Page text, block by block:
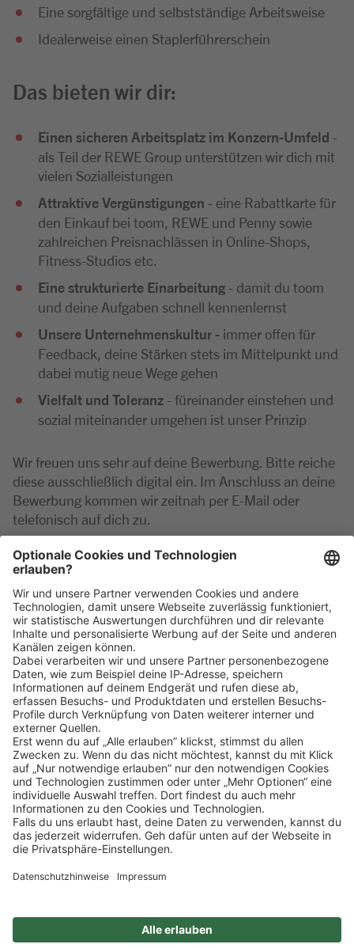
Eine sorgfältige und selbstständige Arbeitsweise
Idealerweise einen Staplerführerschein
Das bieten wir dir:
Einen sicheren Arbeitsplatz im Konzern-Umfeld -
als Teil der REWE Group unterstützen wir dich mit
vielen Sozialleistungen
Attraktive Vergünstigungen - eine Rabattkarte für
den Einkauf bei toom, REWE und Penny sowie
zahlreichen Preisnachlässen in Online-Shops,
Fitness-Studios etc.
Eine strukturierte Einarbeitung - damit du toom
und deine Aufgaben schnell kennenlernst
Unsere Unternehmenskultur - immer offen für
Feedback, deine Stärken stets im Mittelpunkt und
dabei mutig neue Wege gehen
Vielfalt und Toleranz - füreinander einstehen und
sozial miteinander umgehen ist unser Prinzip
Wir freuen uns sehr auf deine Bewerbung. Bitte reiche
diese ausschließlich digital ein. Im Anschluss an deine
Bewerbung kommen wir zeitnah per E-Mail oder
telefonisch auf dich zu.
Bei Rückfragen zu der Position wende dich gerne
telefonisch an die Marktleitung unter: 09471 602731-
44
Klickehier, um alle offenen Jobs zu sehen.
Impressum Datenschutz
Privatsphäre-Einstellungen
FAQ
Veranstaltungen
Sitemap